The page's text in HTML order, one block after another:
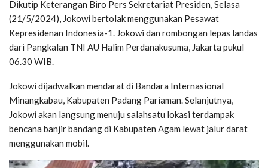
Dikutip Keterangan Biro Pers Sekretariat Presiden, Selasa
(21/5/2024), Jokowi bertolak menggunakan Pesawat
Kepresidenan Indonesia-1. Jokowi dan rombongan lepas landas
dari Pangkalan TNI AU Halim Perdanakusuma, Jakarta pukul
06.30 WIB.
Jokowi dijadwalkan mendarat di Bandara Internasional
Minangkabau, Kabupaten Padang Pariaman. Selanjutnya,
Jokowi akan langsung menuju salahsatu lokasi terdampak
bencana banjir bandang di Kabupaten Agam lewat jalur darat
menggunakan mobil.